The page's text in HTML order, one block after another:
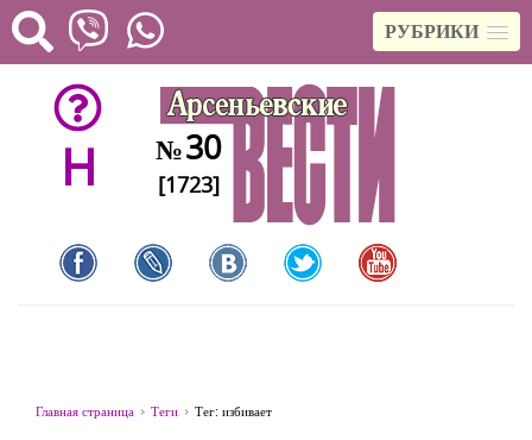
РУБРИКИ
H №30
[1723]
Главная страница Теги Тег: избивает